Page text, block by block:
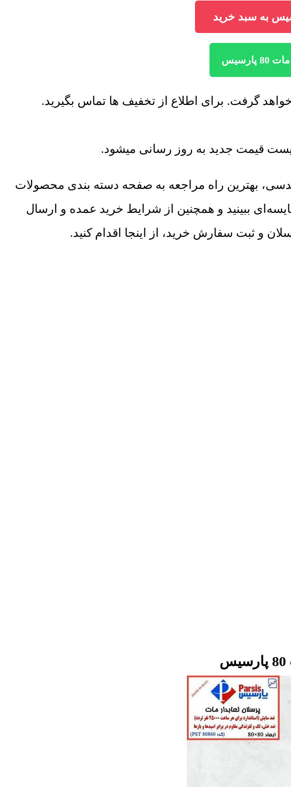
بهترین راه مراجعه به صفحه دسته بندی محصولات
ببینید و همچنین از شرایط خرید عمده و ارسال
و ثبت سفارش خرید، از اینجا اقدام کنید.